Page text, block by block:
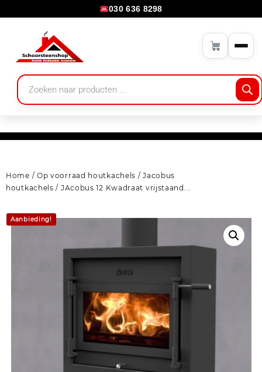
030 636 8298
Home / Op voorraad houtkachels /Jacobus
houtkachels / JAcobus 12 Kwadraat vrijstaand...
Aanbieding!